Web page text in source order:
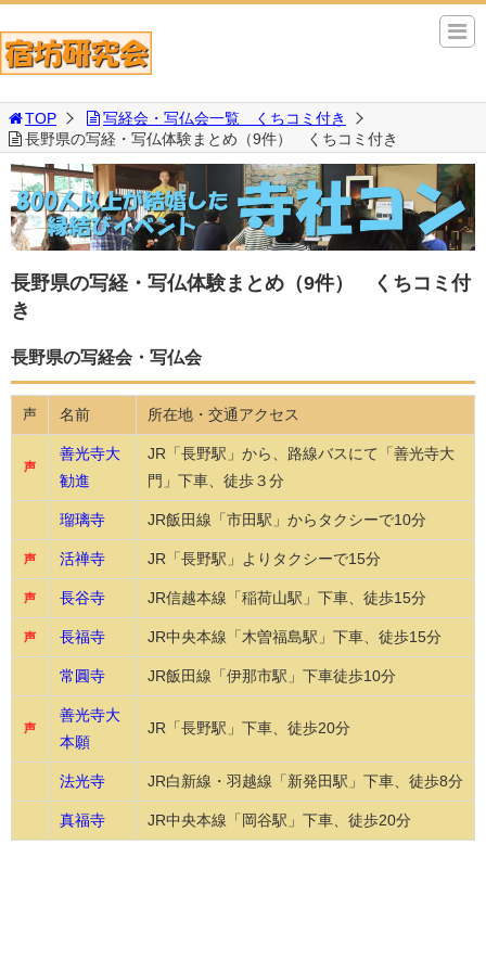
TOP
写経会・写仏会一覧 くちコミ付き
長野県の写経・写仏体験まとめ（9件） くちコミ付き
長野県の写経・写仏体験まとめ（9件） くちコミ付
き
長野県の写経会・写仏会
声 名前 所在地・交通アクセス
声
善光寺大
勧進
JR「長野駅」から、路線バスにて「善光寺大
門」下車、徒歩３分
瑠璃寺 JR飯田線「市田駅」からタクシーで10分
声 活禅寺 JR「長野駅」よりタクシーで15分
声 長谷寺 JR信越本線「稲荷山駅」下車、徒歩15分
声 長福寺 JR中央本線「木曽福島駅」下車、徒歩15分
常圓寺 JR飯田線「伊那市駅」下車徒歩10分
声
善光寺大
本願
JR「長野駅」下車、徒歩20分
法光寺 JR白新線・羽越線「新発田駅」下車、徒歩8分
真福寺 JR中央本線「岡谷駅」下車、徒歩20分